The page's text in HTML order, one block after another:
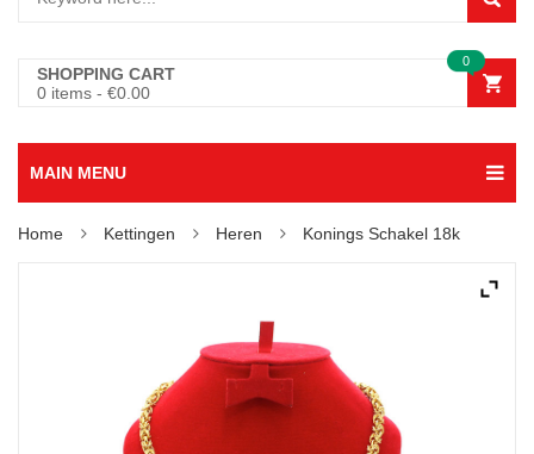
SHOPPING CART
0 items - €0.00
0
MAIN MENU
Home Kettingen Heren Konings Schakel 18k